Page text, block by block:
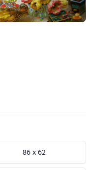
86 x 62